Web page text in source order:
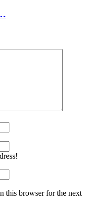
this browser for the next